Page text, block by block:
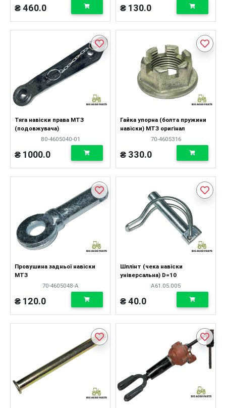
₴ 460.0 ₴ 130.0
Тяга навіски права МТЗ
(подовжувача)
80-4605040-01
₴ 1000.0
Гайка упорна (болта пружини
навіски) МТЗ оригінал
70-4605316
₴ 330.0
Провушина задньої навіски
МТЗ
70-4605048-А
₴ 120.0
Шплінт (чека навіски
універсальна) D=10
А61.05.005
₴ 40.0